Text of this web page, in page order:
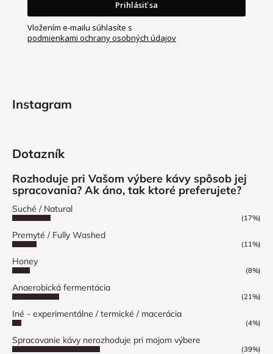
Prihlásiť sa
Vložením e-mailu súhlasíte s
podmienkami ochrany osobných údajov
Instagram
Dotazník
Rozhoduje pri Vašom výbere kávy spôsob jej
spracovania? Ak áno, tak ktoré preferujete?
Suché / Natural
(17%)
Premyté / Fully Washed
(11%)
Honey
(8%)
Anaerobická fermentácia
(21%)
Iné - experimentálne / termické / macerácia
(4%)
Spracovanie kávy nerozhoduje pri mojom výbere
(39%)